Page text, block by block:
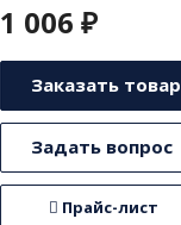
1 006 ₽
Заказать товар
Задать вопрос
Прайс-лист